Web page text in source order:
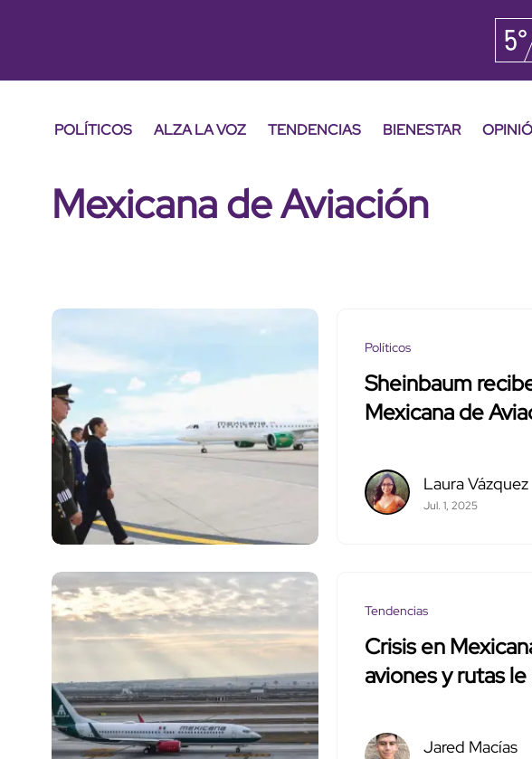
POLÍTICOS ALZA LA VOZ TENDENCIAS BIENESTAR
Mexicana de Aviación
Políticos
Sheinbaum
Mexicana de
Laura Vázquez
Jul. 1, 2025
Tendencias
Crisis en
aviones y rutas
Jared Macías